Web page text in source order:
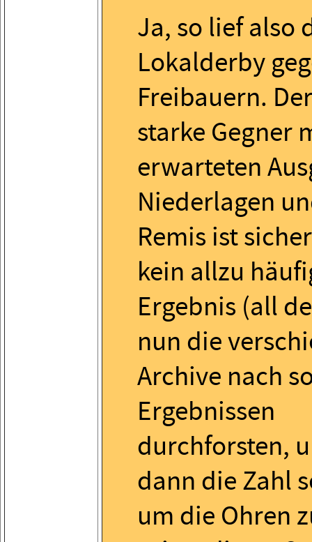
Ja, so lief also
Lokalderby
Freibauern.
starke Gegner
erwarteten
Niederlagen
Remis ist
kein allzu
Ergebnis (all
nun die
Archive nach
Ergebnissen
durchforsten,
dann die Zahl
um die Ohren